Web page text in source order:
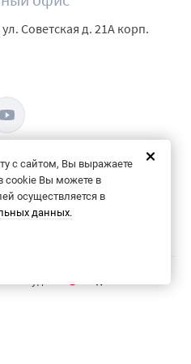
с сайтом, Вы выражаете
cookie Вы можете в
осуществляется в
данных.
Советская д. 21А корп.